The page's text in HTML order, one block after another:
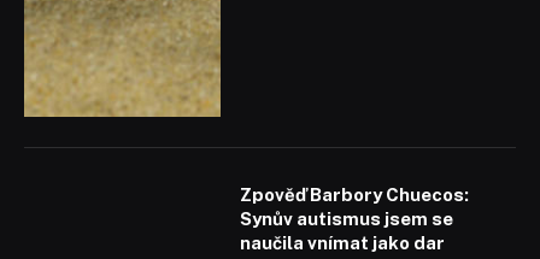
Zpověď Barbory Chuecos:
Synův autismus jsem se
naučila vnímat jako dar